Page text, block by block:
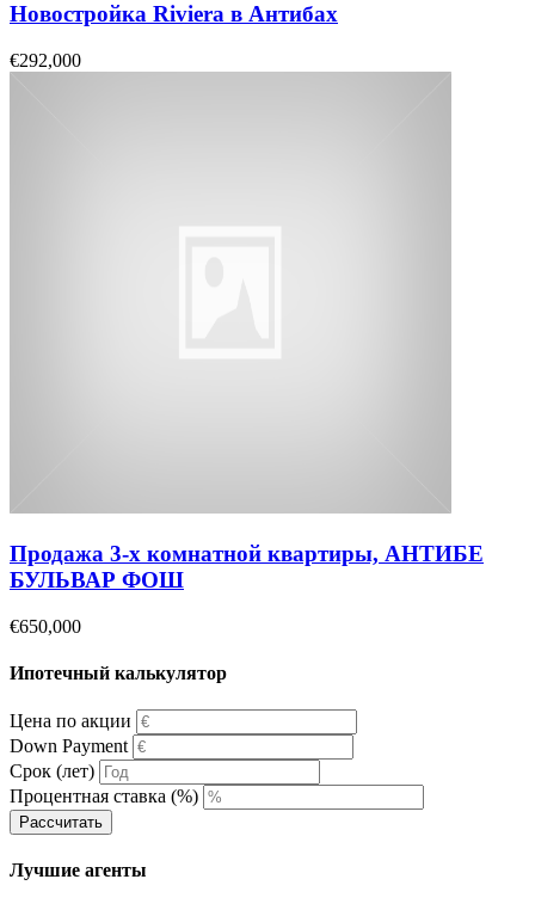
Новостройка Riviera в Антибах
€292,000
Продажа 3-х комнатной квартиры, АНТИБЕ
БУЛЬВАР ФОШ
€650,000
Ипотечный калькулятор
Цена по акции
Down Payment
Срок (лет)
Процентная ставка (%)
Рассчитать
Лучшие агенты